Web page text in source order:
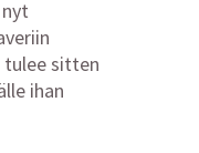
tulee sitten
ihan